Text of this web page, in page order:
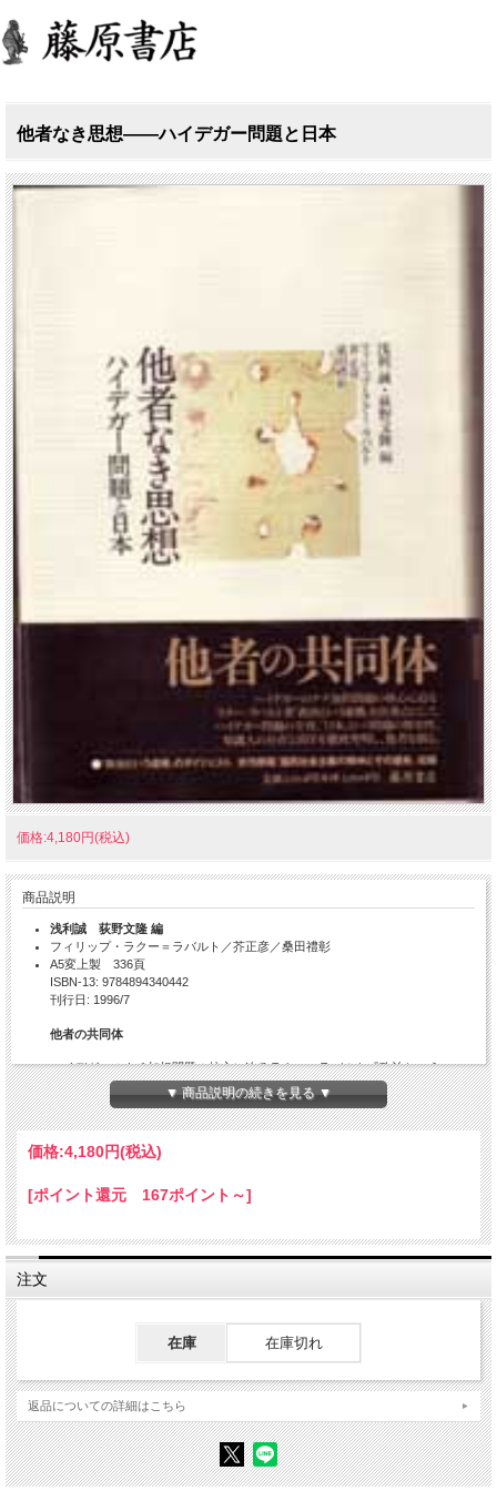
他者なき思想――ハイデガー問題と日本
価格:4,180円(税込)
商品説明
浅利誠 荻野文隆 編
フィリップ・ラクー＝ラバルト／芥正彦／桑田禮彰
A5変上製 336頁
ISBN-13: 9784894340442
刊行日: 1996/7
他者の共同体
ハイデガーのナチ加担問題の核心に迫るラクー＝ラバルト『政治という
虚構』を出発点に、ハイデガー問題の全容、「日本」という問題の歴史
性に迫る。『政治という虚構』のダイジェスト、「国民社会主義の精神
とその運命」収録。
目次
ルト
Ⅱ討 論ハイデガー問題と日本
（司会） 桑田禮彰
はじめに
1 ハイデガー問題
1 政治・芸術・哲学
▼ 商品説明の続きを見る ▼
価格:4,180円(税込)
[ポイント還元 167ポイント～]
注文
在庫 在庫切れ
返品についての詳細はこちら